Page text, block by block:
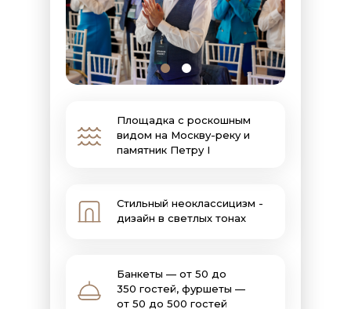
Стильный неоклассицизм -
дизайн в светлых тонах
Банкеты — от 50 до
350 гостей, фуршеты —
от 50 до 500 гостей
Площадка с роскошным
видом на Москву-реку и
памятник Петру I